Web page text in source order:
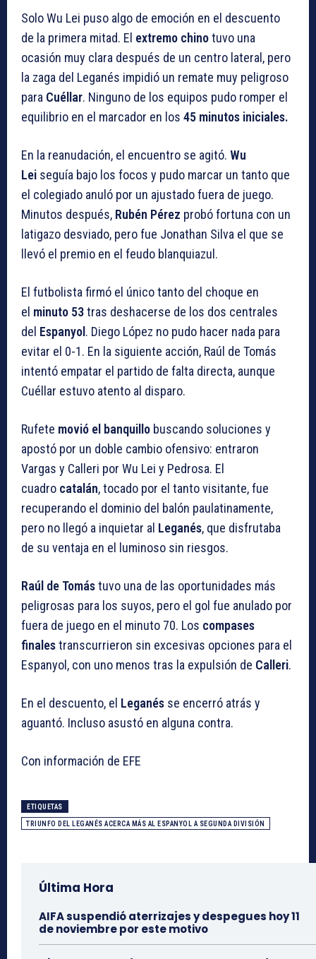
Solo Wu Lei puso algo de emoción en el descuento
de la primera mitad. El extremo chinotuvo una
ocasión muy clara después de un centro lateral, pero
la zaga del Leganés impidió un remate muy peligroso
para Cuéllar. Ninguno de los equipos pudo romper el
equilibrio en el marcador en los 45 minutos iniciales.
En la reanudación, el encuentro se agitó. Wu
Lei seguía bajo los focos y pudo marcar un tanto que
el colegiado anuló por un ajustado fuera de juego.
Minutos después, Rubén Pérez probó fortuna con un
latigazo desviado, pero fue Jonathan Silva el que se
llevó el premio en el feudo blanquiazul.
El futbolista firmó el único tanto del choque en
el minuto 53tras deshacerse de los dos centrales
del Espanyol . Diego López no pudo hacer nada para
evitar el 0-1. En la siguiente acción, Raúl de Tomás
intentó empatar el partido de falta directa, aunque
Cuéllar estuvo atento al disparo.
Rufete movió el banquillo buscando soluciones y
apostó por un doble cambio ofensivo: entraron
Vargas y Calleri por Wu Lei y Pedrosa. El
cuadro catalán, tocado por el tanto visitante, fue
recuperando el dominio del balón paulatinamente,
pero no llegó a inquietar al Leganés, que disfrutaba
de su ventaja en el luminoso sin riesgos.
Raúl de Tomástuvo una de las oportunidades más
peligrosas para los suyos, pero el gol fue anulado por
fuera de juego en el minuto 70. Los compases
finalestranscurrieron sin excesivas opciones para el
Espanyol, con uno menos tras la expulsión de Calleri.
En el descuento, el Leganés se encerró atrás y
aguantó. Incluso asustó en alguna contra.
Con información de EFE
ETIQUETAS
TRIUNFO DEL LEGANÉS ACERCA MÁS AL ESPANYOL A SEGUNDA DIVISIÓN
Última Hora
AIFA suspendió aterrizajes y despegues hoy 11
de noviembre por este motivo